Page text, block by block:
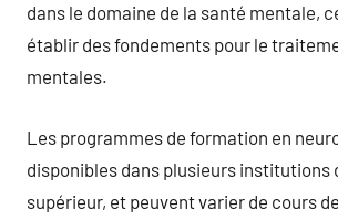
dans le domaine de la santé mentale,
établir des fondements pour le
mentales.
Les programmes de formation en
disponibles dans plusieurs institutions
supérieur, et peuvent varier de cours